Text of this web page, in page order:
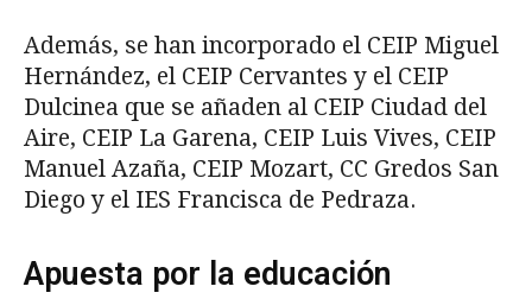
Además, se han incorporado el CEIP Miguel
Hernández, el CEIP Cervantes y el CEIP
Dulcinea que se añaden al CEIP Ciudad del
Aire, CEIP La Garena, CEIP Luis Vives, CEIP
Manuel Azaña, CEIP Mozart, CC Gredos San
Diego y el IES Francisca de Pedraza.
Apuesta por la educación